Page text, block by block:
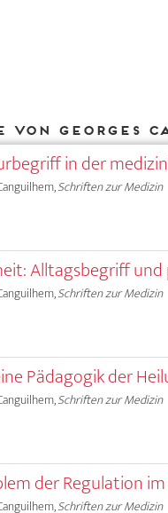
Georges
in der
Schriften zur Medizin
Alltagsbegriff
Schriften zur Medizin
Pädagogik der
Schriften zur Medizin
der Regulation
Schriften zur Medizin